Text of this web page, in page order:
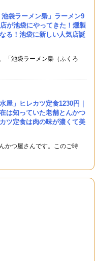
池袋ラーメン梟」ラーメン9
が池袋にやってきた！燻製
る！池袋に新しい人気店誕
「池袋ラーメン梟（ふくろ
屋」ヒレカツ定食1230円｜
は知っていた老舗とんかつ
ツ定食は肉の味が濃くて美
かつ屋さんです。このご時